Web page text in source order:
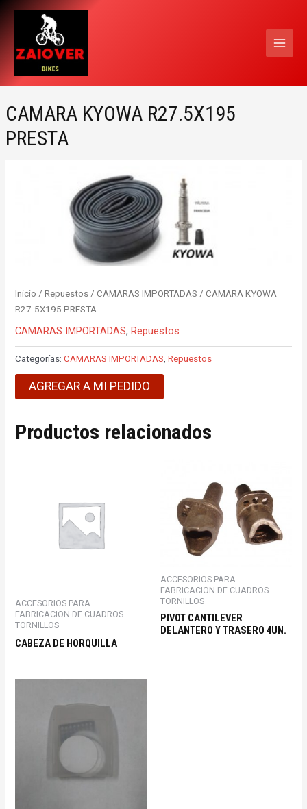
contenido
CAMARA KYOWA R27.5X195
PRESTA
Inicio /Repuestos /CAMARAS IMPORTADAS / CAMARA KYOWA
R27.5X195 PRESTA
CAMARAS IMPORTADAS, Repuestos
Categorías:CAMARAS IMPORTADAS,Repuestos
AGREGAR A MI PEDIDO
Productos relacionados
ACCESORIOS PARA
FABRICACION DE CUADROS
TORNILLOS
CABEZA DE HORQUILLA
ACCESORIOS PARA
FABRICACION DE CUADROS
TORNILLOS
PIVOT CANTILEVER
DELANTERO Y TRASERO 4UN.